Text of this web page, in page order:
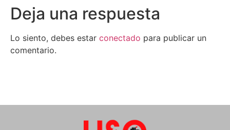
Deja una respuesta
Lo siento, debes estar conectado para publicar un
comentario.